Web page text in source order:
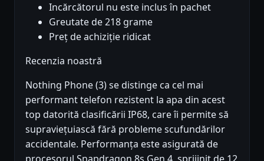
Incărcătorul nu este inclus în pachet
Greutate de 218 grame
Preț de achiziție ridicat
Recenzia noastră
Nothing Phone (3) se distinge ca cel mai
performant telefon rezistent la apa din acest
top datorită clasificării IP68, care îi permite să
supraviețuiască fără probleme scufundărilor
accidentale. Performanța este asigurată de